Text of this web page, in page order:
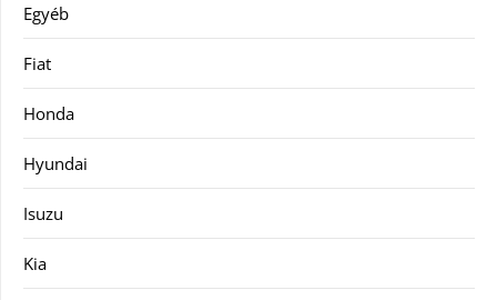
Egyéb
Fiat
Honda
Hyundai
Isuzu
Kia